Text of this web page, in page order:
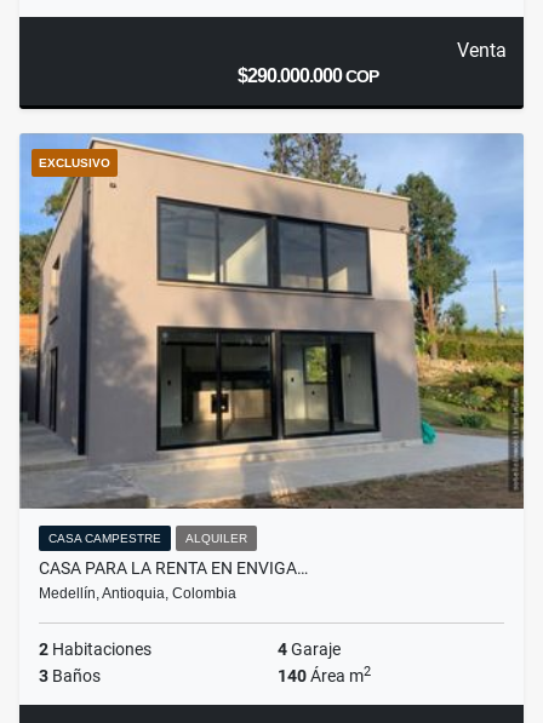
Venta
$290.000.000COP
EXCLUSIVO
CASA CAMPESTRE ALQUILER
CASA PARA LA RENTA EN ENVIGA…
Medellín, Antioquia, Colombia
2 Habitaciones 4Garaje
3 Baños 140Área m2